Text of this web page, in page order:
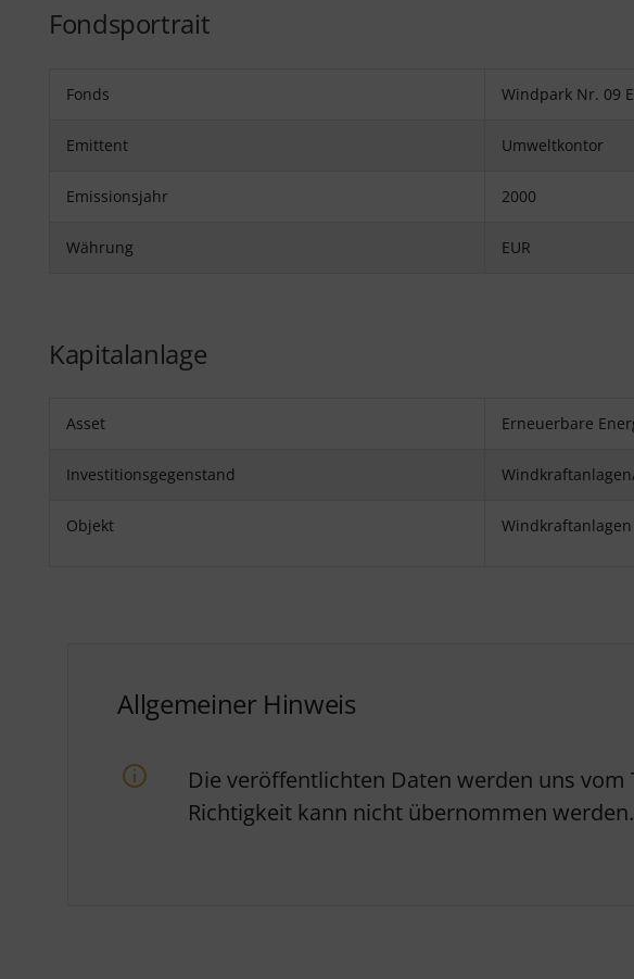
Fondsportrait
Fonds Windpark Nr. 09
Emittent Umweltkontor
Emissionsjahr 2000
Währung EUR
Kapitalanlage
Asset Erneuerbare
Investitionsgegenstand
Objekt Windkraftanlagen
Allgemeiner Hinweis
Die veröffentlichten Daten werden uns
Richtigkeit kann nicht übernommen werden.